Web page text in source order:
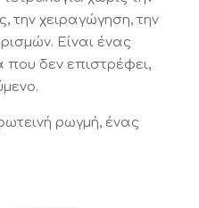
την χειραγώγηση, την
Είναι ένας
που δεν επιστρέφει,
ρωγμή, ένας